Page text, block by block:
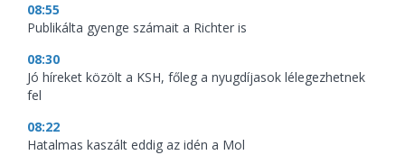
08:55
Publikálta gyenge számait a Richter is
08:30
Jó híreket közölt a KSH, főleg a nyugdíjasok lélegezhetnek
fel
08:22
Hatalmas kaszált eddig az idén a Mol